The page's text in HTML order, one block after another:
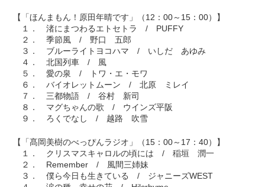
【「ほんまもん！原田年晴です」（12：00～15：00）】
１． 渚にまつわるエトセトラ / PUFFY
２． 季節風 / 野口 五郎
３． ブルーライトヨコハマ / いしだ あゆみ
４． 北国列車 / 風
５． 愛の泉 / トワ・エ・モワ
６． バイオレットムーン / 北原 ミレイ
７． 三都物語 / 谷村 新司
８． マグちゃんの歌 / ウインズ平阪
９． ろくでなし / 越路 吹雪
【「髙岡美樹のべっぴんラジオ」（15：00～17：40）】
１． クリスマスキャロルの頃には / 稲垣 潤一
２． Remember / 風間三姉妹
３． 僕ら今日も生きている / ジャニーズWEST